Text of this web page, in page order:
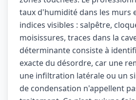
taux d'humidité dans les murs
indices visibles : salpêtre,
moisissures, traces dans la
déterminante consiste à
exacte du désordre, car une
une infiltration latérale ou un
de condensation n'appellent